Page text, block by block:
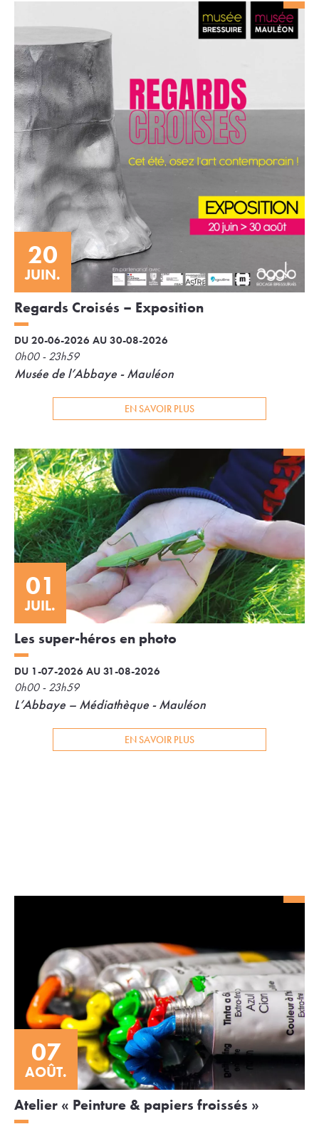
20
JUIN.
Regards Croisés – Exposition
DU 20-06-2026 AU 30-08-2026
0h00 - 23h59
Musée de l’Abbaye - Mauléon
EN SAVOIR PLUS
01
JUIL.
Les super-héros en photo
DU 1-07-2026 AU 31-08-2026
0h00 - 23h59
L’Abbaye – Médiathèque - Mauléon
EN SAVOIR PLUS
07
AOÛT.
Atelier « Peinture & papiers froissés »